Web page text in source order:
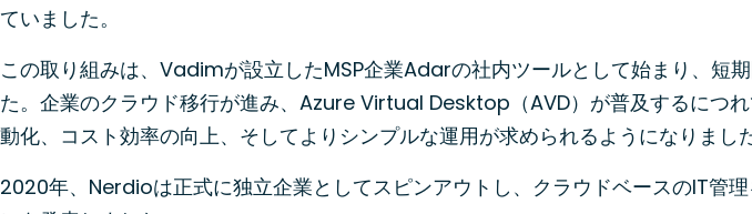
ていました。
この取り組みは、Vadimが設立したMSP企業Adarの社内ツールとして始まり、短
た。企業のクラウド移行が進み、Azure Virtual Desktop（AVD）が普及するにつ
動化、コスト効率の向上、そしてよりシンプルな運用が求められるようになりました
2020年、Nerdioは正式に独立企業としてスピンアウトし、クラウドベースのIT管